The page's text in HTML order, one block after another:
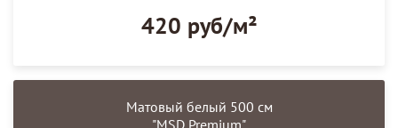
420 руб/м²
Матовый белый 500 см
"MSD Premium"